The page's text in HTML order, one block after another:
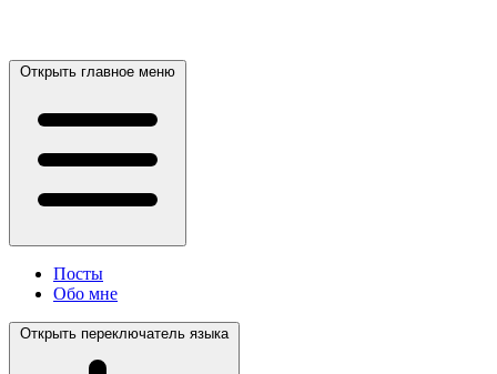
Открыть главное меню
Посты
Обо мне
Открыть переключатель языка